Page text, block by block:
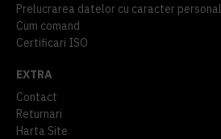
Prelucrarea datelor cu caracter personal
Cum comand
Certificari ISO
EXTRA
Contact
Returnari
Harta Site